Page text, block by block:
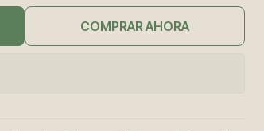
COMPRAR AHORA